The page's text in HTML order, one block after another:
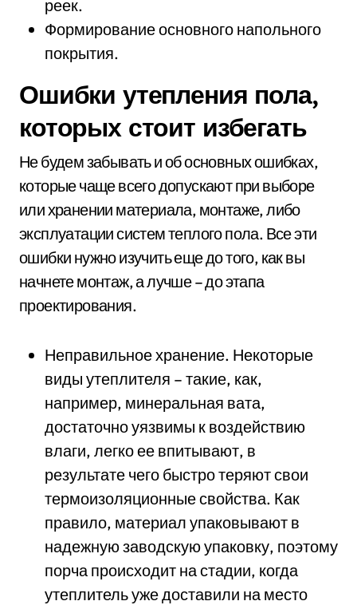
реек.
Формирование основного напольного
покрытия.
Ошибки утепления пола,
которых стоит избегать
Не будем забывать и об основных ошибках,
которые чаще всего допускают при выборе
или хранении материала, монтаже, либо
эксплуатации систем теплого пола. Все эти
ошибки нужно изучить еще до того, как вы
начнете монтаж, а лучше – до этапа
проектирования.
Неправильное хранение. Некоторые
виды утеплителя – такие, как,
например, минеральная вата,
достаточно уязвимы к воздействию
влаги, легко ее впитывают, в
результате чего быстро теряют свои
термоизоляционные свойства. Как
правило, материал упаковывают в
надежную заводскую упаковку, поэтому
порча происходит на стадии, когда
утеплитель уже доставили на место